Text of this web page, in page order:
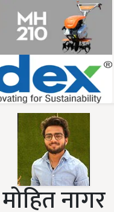
मोहित नागर